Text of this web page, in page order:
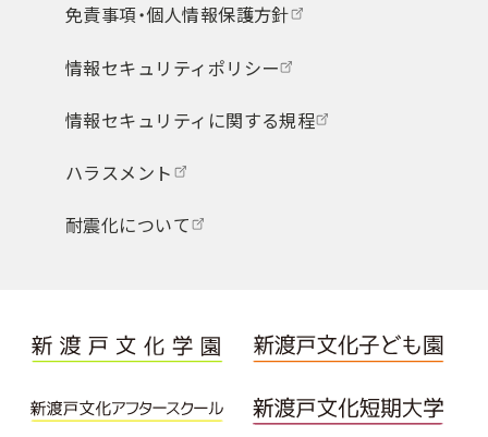
免責事項・個人情報保護方針
情報セキュリティポリシー
情報セキュリティに関する規程
ハラスメント
耐震化について